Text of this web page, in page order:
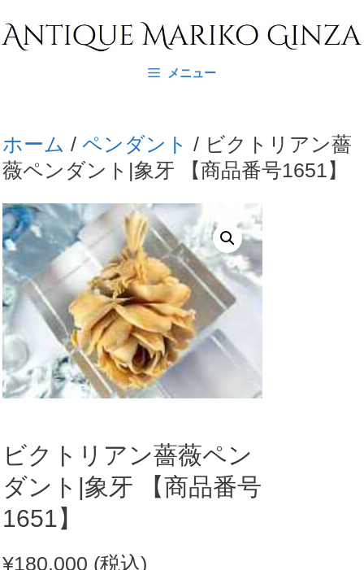
ン
へ
ス
ッ
プ
メニュー
ホーム / ペンダント / ビクトリアン薔
薇ペンダント|象牙 【商品番号1651】
ビクトリアン薔薇ペン
ダント|象牙 【商品番号
1651】
¥180,000 (税込)